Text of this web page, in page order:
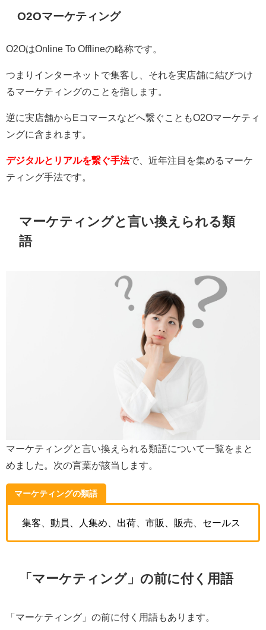
O2Oマーケティング
O2OはOnline To Offlineの略称です。
つまりインターネットで集客し、それを実店舗に結びつけ
るマーケティングのことを指します。
逆に実店舗からEコマースなどへ繋ぐこともO2Oマーケティ
ングに含まれます。
デジタルとリアルを繋ぐ手法で、近年注目を集めるマーケ
ティング手法です。
マーケティングと言い換えられる類
語
マーケティングと言い換えられる類語について一覧をまと
めました。次の言葉が該当します。
マーケティングの類語
集客、動員、人集め、出荷、市販、販売、セールス
「マーケティング」の前に付く用語
「マーケティング」の前に付く用語もあります。